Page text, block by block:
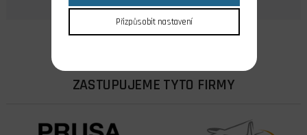
ZASTUPUJEME TYTO FIRMY
Přizpůsobit nastavení